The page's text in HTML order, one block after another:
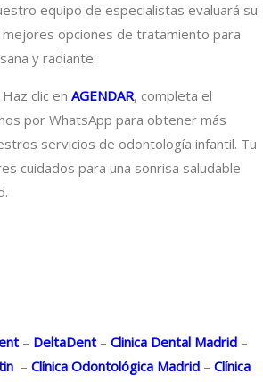
equipo de especialistas evaluará su
opciones de tratamiento para
y radiante.
Haz clic en AGENDAR, completa el
por WhatsApp para obtener más
servicios de odontología infantil. Tu
cuidados para una sonrisa saludable
– DeltaDent – Clinica Dental Madrid –
– Clínica Odontológica Madrid – Clínica